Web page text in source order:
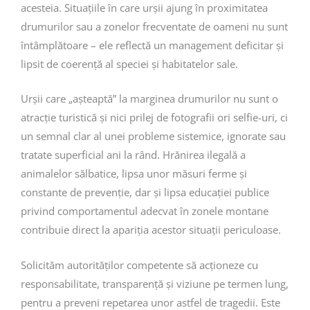
acesteia. Situațiile în care urșii ajung în proximitatea
drumurilor sau a zonelor frecventate de oameni nu sunt
întâmplătoare – ele reflectă un management deficitar și
lipsit de coerență al speciei și habitatelor sale.
Urșii care „așteaptă” la marginea drumurilor nu sunt o
atracție turistică și nici prilej de fotografii ori selfie-uri, ci
un semnal clar al unei probleme sistemice, ignorate sau
tratate superficial ani la rând. Hrănirea ilegală a
animalelor sălbatice, lipsa unor măsuri ferme și
constante de prevenție, dar și lipsa educației publice
privind comportamentul adecvat în zonele montane
contribuie direct la apariția acestor situații periculoase.
Solicităm autorităților competente să acționeze cu
responsabilitate, transparență și viziune pe termen lung,
pentru a preveni repetarea unor astfel de tragedii. Este